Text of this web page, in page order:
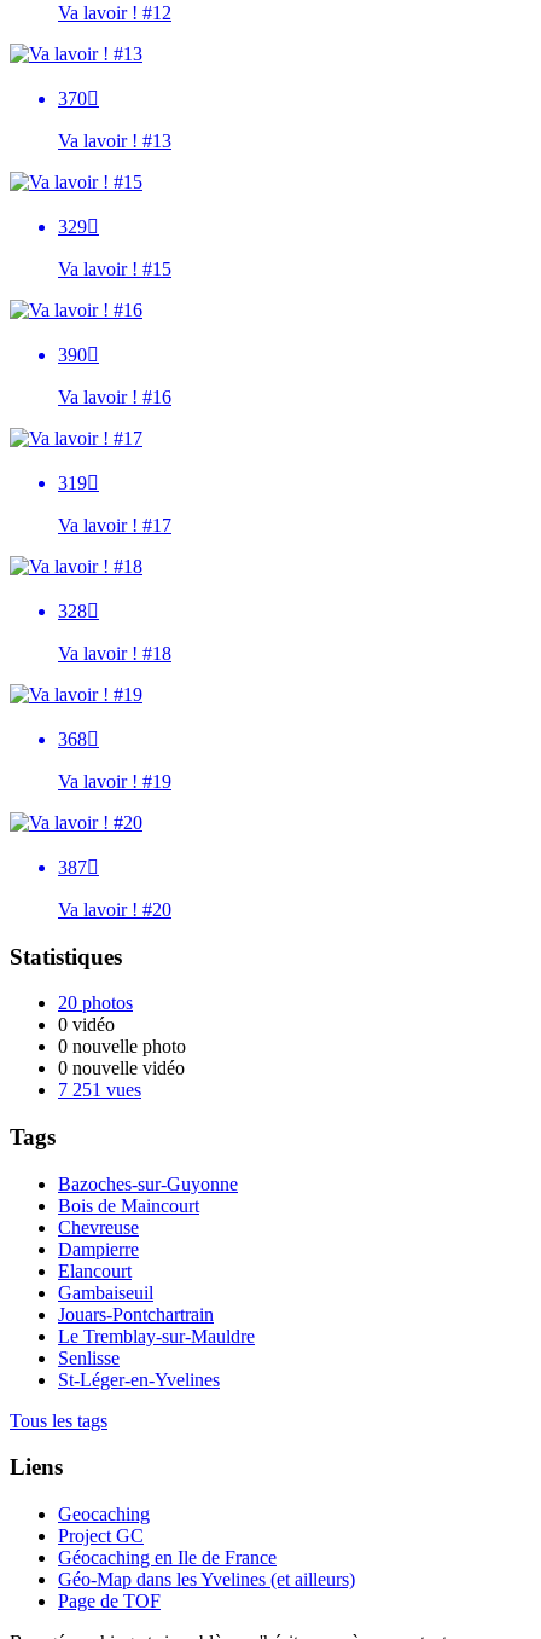
Va lavoir ! #12
370
Va lavoir ! #13
329
Va lavoir ! #15
390
Va lavoir ! #16
319
Va lavoir ! #17
328
Va lavoir ! #18
368
Va lavoir ! #19
387
Va lavoir ! #20
Statistiques
20 photos
0 vidéo
0 nouvelle photo
0 nouvelle vidéo
7 251 vues
Tags
Bazoches-sur-Guyonne
Bois de Maincourt
Chevreuse
Dampierre
Elancourt
Gambaiseuil
Jouars-Pontchartrain
Le Tremblay-sur-Mauldre
Senlisse
St-Léger-en-Yvelines
Tous les tags
Liens
Geocaching
Project GC
Géocaching en Ile de France
Géo-Map dans les Yvelines (et ailleurs)
Page de TOF